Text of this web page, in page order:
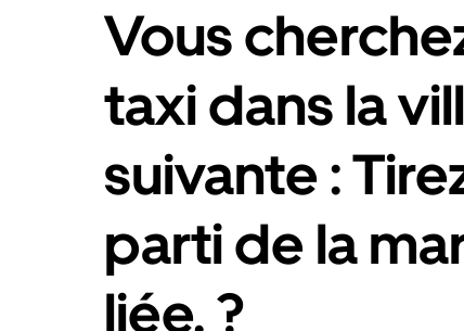
Vous
taxi dans la
suivante :
parti de la
liée. ?